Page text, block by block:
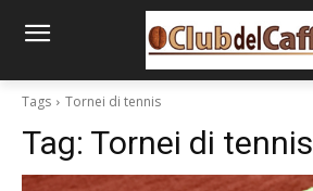
Tags Tornei di tennis
Tag: Tornei di tennis